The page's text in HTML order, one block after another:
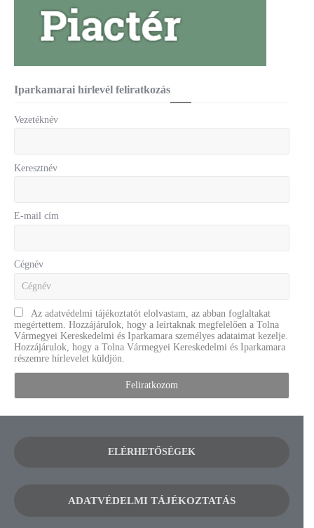
Iparkamarai hírlevél feliratkozás
Vezetéknév
Keresztnév
E-mail cím
Cégnév
Az adatvédelmi tájékoztatót elolvastam, az abban foglaltakat
megértettem. Hozzájárulok, hogy a leírtaknak megfelelően a Tolna
Vármegyei Kereskedelmi és Iparkamara személyes adataimat kezelje.
Hozzájárulok, hogy a Tolna Vármegyei Kereskedelmi és Iparkamara
részemre hírlevelet küldjön.
ELÉRHETŐSÉGEK
ADATVÉDELMI TÁJÉKOZTATÁS